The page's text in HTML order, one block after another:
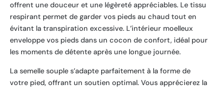
offrent une douceur et une légèreté appréciables. Le tissu
respirant permet de garder vos pieds au chaud tout en
évitant la transpiration excessive. L’intérieur moelleux
enveloppe vos pieds dans un cocon de confort, idéal pour
les moments de détente après une longue journée.
La semelle souple s’adapte parfaitement à la forme de
votre pied, offrant un soutien optimal. Vous apprécierez la